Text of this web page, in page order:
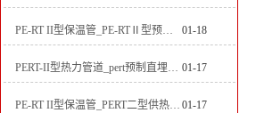
PE-RT II型保温管_PE-RTⅡ型预制直埋保温管_pert聚氨酯硬质保温管厂家 01-18
PERT-II型热力管道_pert预制直埋保温管生产厂家 01-17
PE-RT II型保温管_PERT二型供热管道_pert直埋保温管价格 01-17